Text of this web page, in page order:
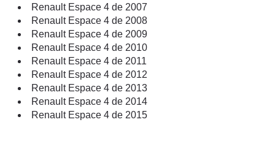
Renault Espace 4 de 2007
Renault Espace 4 de 2008
Renault Espace 4 de 2009
Renault Espace 4 de 2010
Renault Espace 4 de 2011
Renault Espace 4 de 2012
Renault Espace 4 de 2013
Renault Espace 4 de 2014
Renault Espace 4 de 2015